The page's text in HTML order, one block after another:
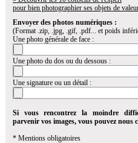
pour bien photographier ses objets de
Envoyer des photos numériques :
(Format .zip, .jpg, .gif, .pdf... et poids
Une photo générale de face :
Une photo du dos ou du dessous :
Une signature ou un détail :
Si vous rencontrez la moindre
parvenir vos images, vous pouvez nous
* Mentions obligatoires